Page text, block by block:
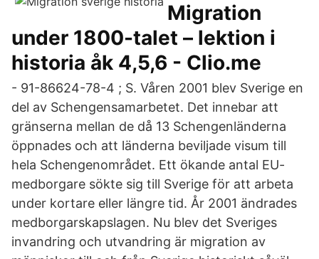
Migration
under 1800-talet – lektion i
historia åk 4,5,6 - Clio.me
- 91-86624-78-4 ; S. Våren 2001 blev Sverige en
del av Schengensamarbetet. Det innebar att
gränserna mellan de då 13 Schengenländerna
öppnades och att länderna beviljade visum till
hela Schengenområdet. Ett ökande antal EU-
medborgare sökte sig till Sverige för att arbeta
under kortare eller längre tid. År 2001 ändrades
medborgarskapslagen. Nu blev det Sveriges
invandring och utvandring är migration av